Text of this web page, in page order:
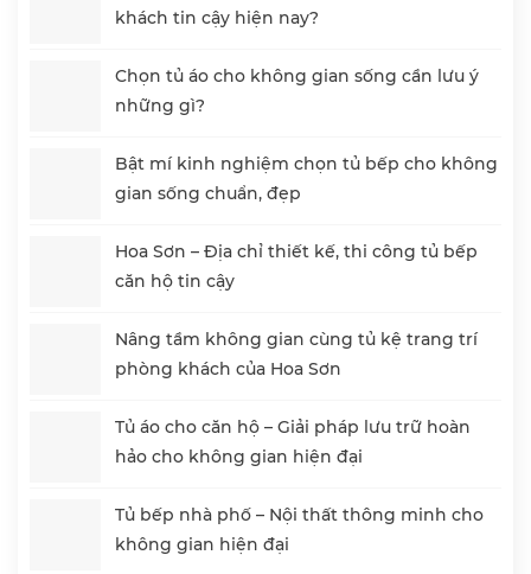
khách tin cậy hiện nay?
Chọn tủ áo cho không gian sống cần lưu ý
những gì?
Bật mí kinh nghiệm chọn tủ bếp cho không
gian sống chuẩn, đẹp
Hoa Sơn – Địa chỉ thiết kế, thi công tủ bếp
căn hộ tin cậy
Nâng tầm không gian cùng tủ kệ trang trí
phòng khách của Hoa Sơn
Tủ áo cho căn hộ – Giải pháp lưu trữ hoàn
hảo cho không gian hiện đại
Tủ bếp nhà phố – Nội thất thông minh cho
không gian hiện đại